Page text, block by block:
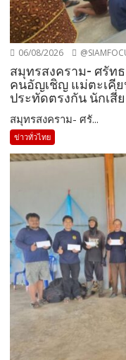
06/08/2026
สมุทรสงคราม- ศรัท
คนอัญเชิญ แม่ตะเคี
ประทัดตรงกัน นักเสี่
สมุทรสงคราม- ศรั...
ข่าวทั่วไทย